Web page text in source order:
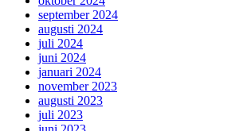
september 2024
augusti 2024
juli 2024
juni 2024
januari 2024
november 2023
augusti 2023
juli 2023